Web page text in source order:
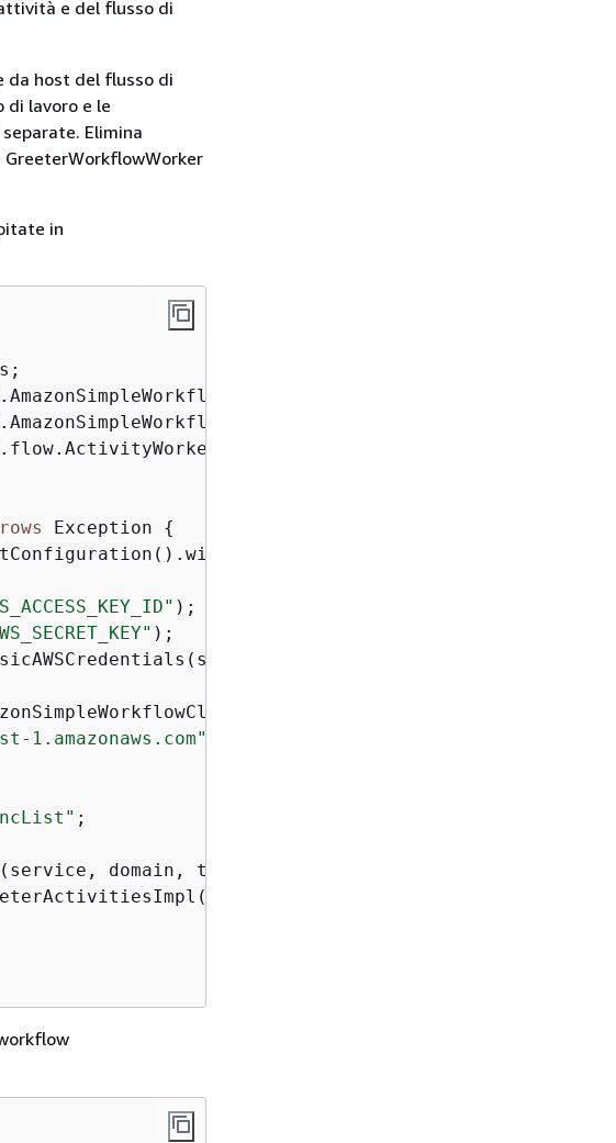
e del flusso di
da host del flusso di
di lavoro e le
Elimina
in
Exception {
);
);
swfSecretKey);
config);
;
domain, taskListToPoll);